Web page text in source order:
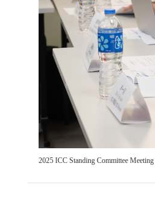
2025 ICC Standing Committee Meeting